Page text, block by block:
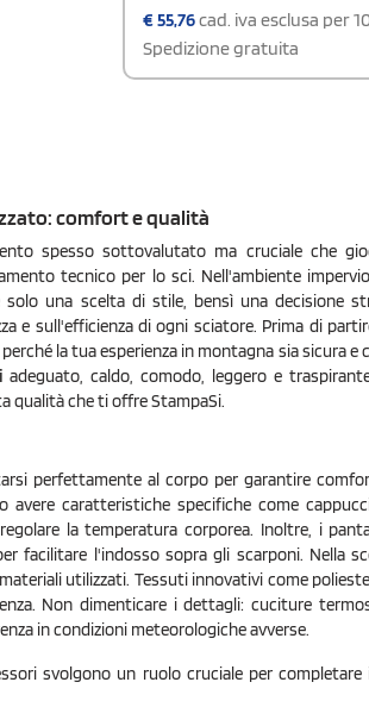
g/m²/24h). Taglie comode
ottimo fit, cuciture modellate
per un fit casual. Gamba con zip
bordo e protezione neve, 2
€55,76cad. iva esclusa per
Spedizione gratuita
comfort e qualità
spesso sottovalutato ma cruciale che
tecnico per lo sci. Nell'ambiente
una scelta di stile, bensì una decisione
e sull'efficienza di ogni sciatore. Prima di
la tua esperienza in montagna sia sicura e
adeguato, caldo, comodo, leggero e
qualità che ti offre StampaSi.
perfettamente al corpo per garantire
avere caratteristiche specifiche come
la temperatura corporea. Inoltre, i
facilitare l'indosso sopra gli scarponi. Nella
utilizzati. Tessuti innovativi come
Non dimenticare i dettagli: cuciture
in condizioni meteorologiche avverse.
svolgono un ruolo cruciale per